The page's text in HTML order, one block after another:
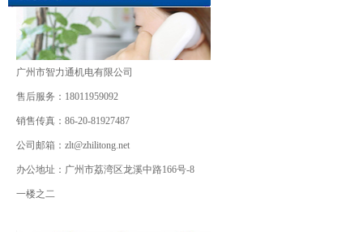
广州市智力通机电有限公司
售后服务：18011959092
销售传真：86-20-81927487
公司邮箱：zlt@zhilitong.net
办公地址：广州市荔湾区龙溪中路166号-8
一楼之二